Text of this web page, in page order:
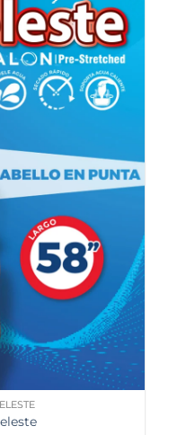
Añadir
a la
lista de
deseos